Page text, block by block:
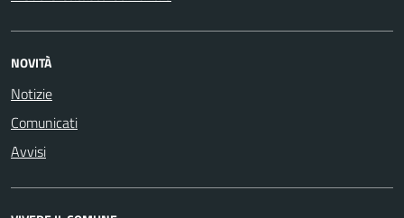
NOVITÀ
Notizie
Comunicati
Avvisi